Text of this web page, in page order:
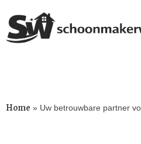
Home » Uw betrouwbare partner